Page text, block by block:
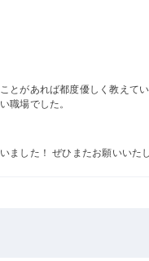
とがあれば都度優しく教えて
職場でした。
ました！ ぜひまたお願いいた